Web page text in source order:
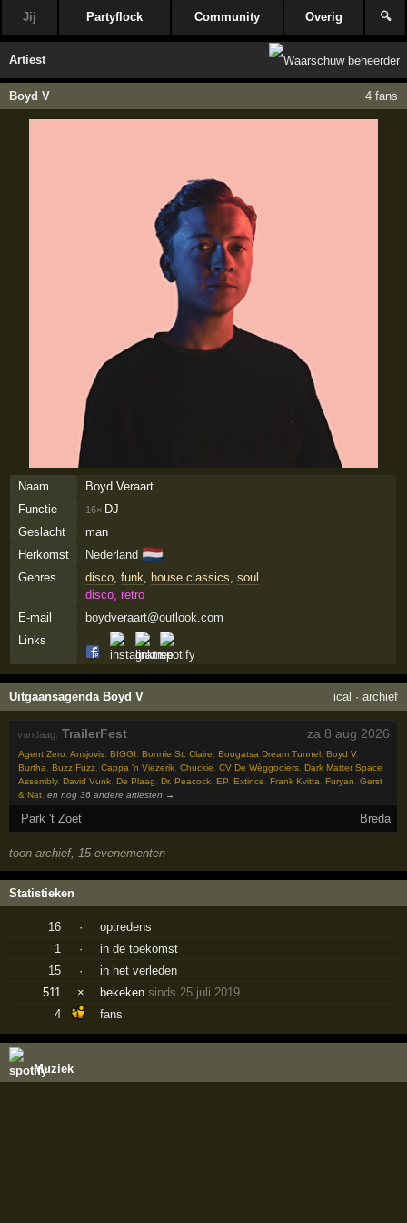
Jij Partyflock Community Overig 🔍
Artiest
Boyd V 4 fans
Naam
Boyd Veraart
Functie
16× DJ
Geslacht
man
Herkomst
Nederland 🇳🇱
Genres disco, funk house classics soul
disco, retro
E-mail
boydveraart@outlook.com
Links
Uitgaansagenda Boyd V ical · archief
vandaag: TrailerFest za 8 aug 2026
Agent Zero ,Ansjovis ,BIGGI ,Bonnie St. Claire ,Bougatsa Dream Tunnel ,Boyd V,
Burtha
,Buzz Fuzz ,Cappa 'n Viezerik ,Chuckie ,CV De Wèggooiers ,Dark Matter Space
Assembly,David Vunk ,De Plaag ,Dr. Peacock ,EP ,Extince ,Frank Kvitta ,Furyan ,Gerst
& Nat ,en nog 36 andere artiesten →
Park 't Zoet Breda
toon archief, 15 evenementen
Statistieken
16 ·
optredens
1
·
in de toekomst
15
·
in het verleden
511
× bekekensinds 25 juli 2019
4
fans
Muziek